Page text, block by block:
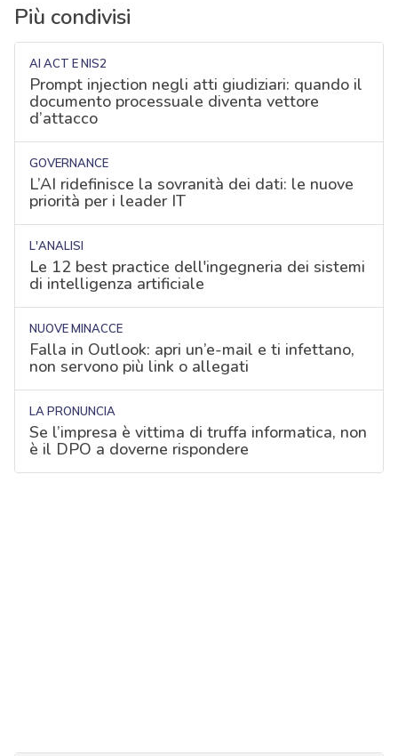
Più condivisi
AI ACT E NIS2
Prompt injection negli atti giudiziari: quando il
documento processuale diventa vettore
d’attacco
GOVERNANCE
L’AI ridefinisce la sovranità dei dati: le nuove
priorità per i leader IT
L'ANALISI
Le 12 best practice dell'ingegneria dei sistemi
di intelligenza artificiale
NUOVE MINACCE
Falla in Outlook: apri un’e-mail e ti infettano,
non servono più link o allegati
LA PRONUNCIA
Se l’impresa è vittima di truffa informatica, non
è il DPO a doverne rispondere